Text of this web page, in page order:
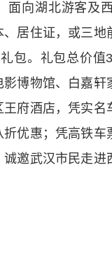
面向湖北游客及
居住证，或三
包。礼包总价值
博物馆、白嘉
府酒店，凭实
优惠；凭高铁
邀武汉市民走